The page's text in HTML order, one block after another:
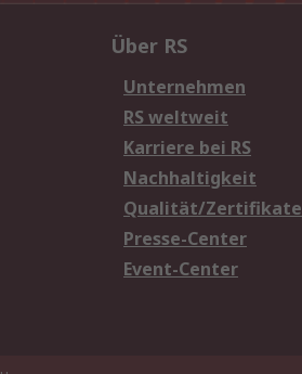
Über RS
Unternehmen
RS weltweit
Karriere bei RS
Nachhaltigkeit
Qualität/Zertifikate
Presse-Center
Event-Center